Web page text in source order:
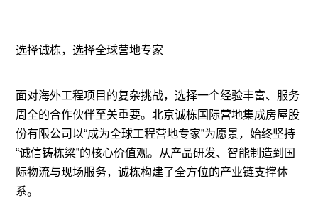
选择诚栋，选择全球营地专家
面对海外工程项目的复杂挑战，选择一个经验丰富、服务
周全的合作伙伴至关重要。北京诚栋国际营地集成房屋股
份有限公司以“成为全球工程营地专家”为愿景，始终坚持
“诚信铸栋梁”的核心价值观。从产品研发、智能制造到国
际物流与现场服务，诚栋构建了全方位的产业链支撑体
系。